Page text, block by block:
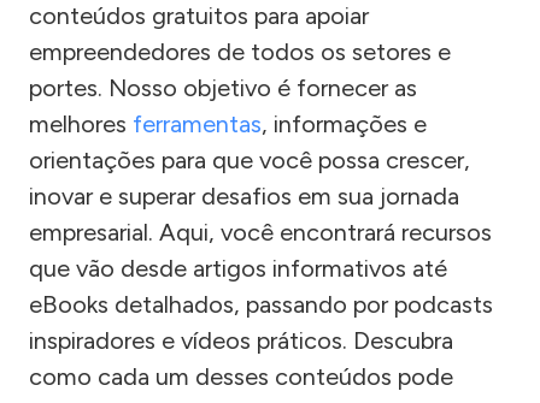
conteúdos gratuitos para apoiar
empreendedores de todos os setores e
portes. Nosso objetivo é fornecer as
melhores ferramentas, informações e
orientações para que você possa crescer,
inovar e superar desafios em sua jornada
empresarial. Aqui, você encontrará recursos
que vão desde artigos informativos até
eBooks detalhados, passando por podcasts
inspiradores e vídeos práticos. Descubra
como cada um desses conteúdos pode